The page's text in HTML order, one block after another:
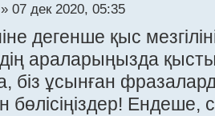
» 07 дек 2020, 05:35
дегенше қыс
араларыңызда
біз ұсынған
Ендеше,